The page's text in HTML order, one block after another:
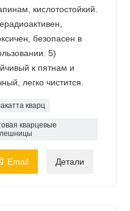
кислотостойкий.
безопасен в
5)
к пятнам и
легко чистится.
кварц
кварцевые
Email Детали